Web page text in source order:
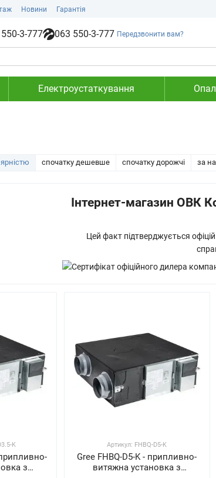
Новини Гарантія
3-777 063 550-3-777 Передзвонити вам?
Електроустаткування
спочатку дешевше спочатку дорожчі за
Інтернет-магазин ОВК
Цей факт підтверджується
K
з
Артикул: FHBQ-D5-K
Gree FHBQ-D5-K - припливно-
витяжна установка з